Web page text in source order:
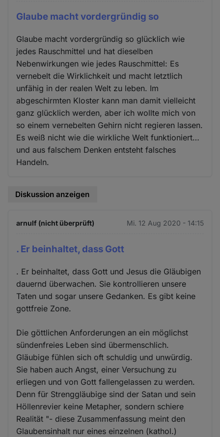
Glaube macht vordergründig so
Glaube macht vordergründig so glücklich wie
jedes Rauschmittel und hat dieselben
Nebenwirkungen wie jedes Rauschmittel: Es
vernebelt die Wirklichkeit und macht letztlich
unfähig in der realen Welt zu leben. Im
abgeschirmten Kloster kann man damit vielleicht
ganz glücklich werden, aber ich wollte mich von
so einem vernebelten Gehirn nicht regieren lassen.
Es weiß nicht wie die wirkliche Welt funktioniert…
und aus falschem Denken entsteht falsches
Handeln.
Diskussion anzeigen
arnulf (nicht überprüft) Mi. 12 Aug 2020 - 14:15
. Er beinhaltet, dass Gott
. Er beinhaltet, dass Gott und Jesus die Gläubigen
dauernd überwachen. Sie kontrollieren unsere
Taten und sogar unsere Gedanken. Es gibt keine
gottfreie Zone.
Die göttlichen Anforderungen an ein möglichst
sündenfreies Leben sind übermenschlich.
Gläubige fühlen sich oft schuldig und unwürdig.
Sie haben auch Angst, einer Versuchung zu
erliegen und von Gott fallengelassen zu werden.
Denn für Strenggläubige sind der Satan und sein
Höllenrevier keine Metapher, sondern schiere
Realität "- diese Zusammenfassung meint den
Glaubensinhalt nur eines einzelnen (kathol.)